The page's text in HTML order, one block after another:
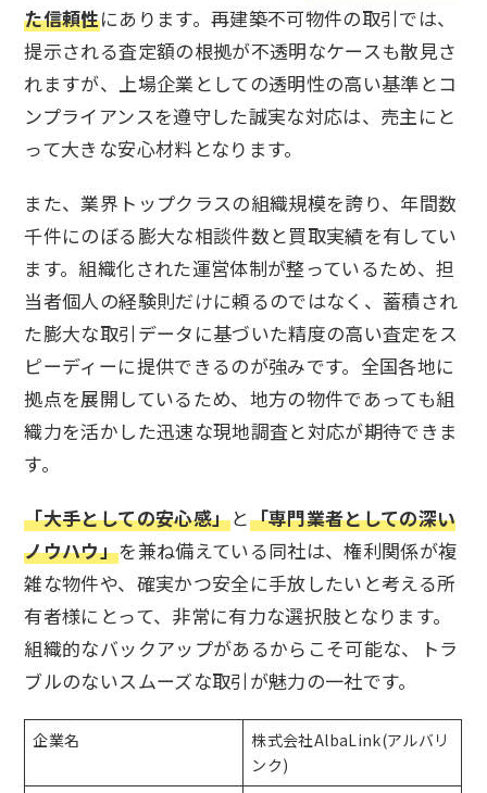
た信頼性にあります。再建築不可物件の取引では、
提示される査定額の根拠が不透明なケースも散見さ
れますが、上場企業としての透明性の高い基準とコ
ンプライアンスを遵守した誠実な対応は、売主にと
って大きな安心材料となります。
また、業界トップクラスの組織規模を誇り、年間数
千件にのぼる膨大な相談件数と買取実績を有してい
ます。組織化された運営体制が整っているため、担
当者個人の経験則だけに頼るのではなく、蓄積され
た膨大な取引データに基づいた精度の高い査定をス
ピーディーに提供できるのが強みです。全国各地に
拠点を展開しているため、地方の物件であっても組
織力を活かした迅速な現地調査と対応が期待できま
す。
「大手としての安心感」と「専門業者としての深い
ノウハウ」を兼ね備えている同社は、権利関係が複
雑な物件や、確実かつ安全に手放したいと考える所
有者様にとって、非常に有力な選択肢となります。
組織的なバックアップがあるからこそ可能な、トラ
ブルのないスムーズな取引が魅力の一社です。
企業名
株式会社AlbaLink(アルバリ
ンク)